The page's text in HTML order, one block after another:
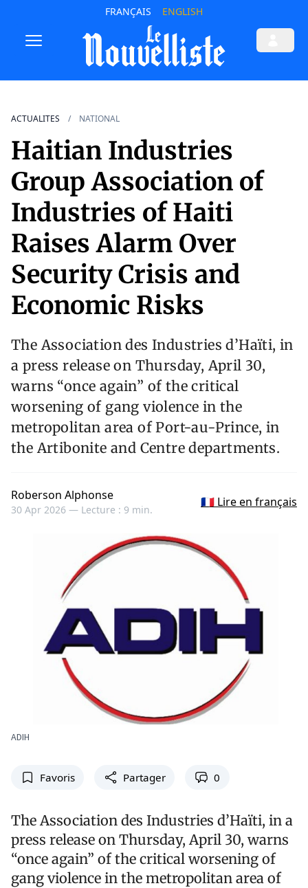
FRANÇAIS ENGLISH
ACTUALITES NATIONAL
Haitian Industries
Group Association of
Industries of Haiti
Raises Alarm Over
Security Crisis and
Economic Risks
The Association des Industries d’Haïti, in
a press release on Thursday, April 30,
warns “once again” of the critical
worsening of gang violence in the
metropolitan area of Port-au-Prince, in
the Artibonite and Centre departments.
Roberson Alphonse
30 Apr 2026 — Lecture : 9 min.
🇫🇷 Lire en français
ADIH
Favoris Partager 0
The Association des Industries d’Haïti, in a
press release on Thursday, April 30, warns
“once again” of the critical worsening of
gang violence in the metropolitan area of